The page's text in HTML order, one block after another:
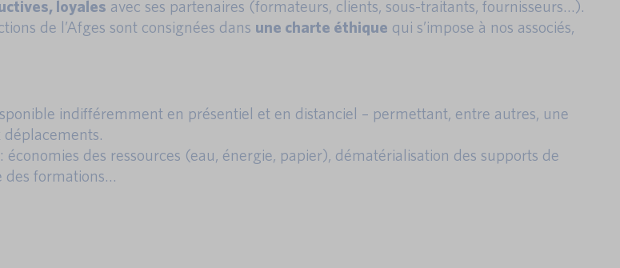
loyales avec ses partenaires (formateurs, clients, sous-traitants, fournisseurs…).
de l’Afges sont consignées dans une charte éthique qui s’impose à nos associés,
indifféremment en présentiel et en distanciel – permettant, entre autres, une
déplacements.
: économies des ressources (eau, énergie, papier), dématérialisation des supports de
des formations…